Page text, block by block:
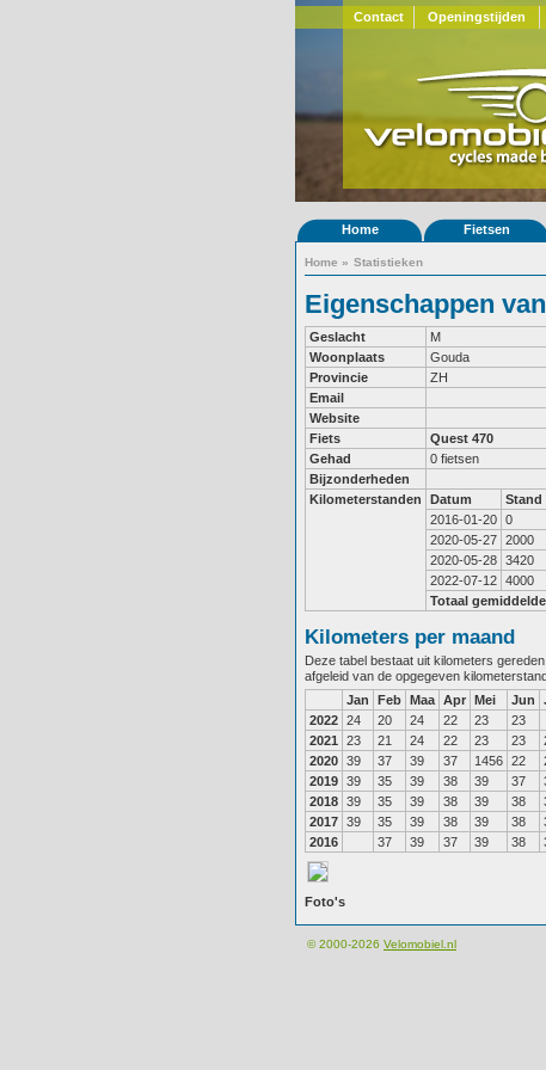
Contact Openingstijden
Home Fietsen
Home » Statistieken
Eigenschappen
Geslacht
M
Woonplaats
Gouda
Provincie
ZH
Email
Website
Fiets
Quest 470
Gehad
0 fietsen
Bijzonderheden
Kilometerstanden
Datum Stand
2016-01-20 0
2020-05-27 2000
2020-05-28 3420
2022-07-12 4000
Totaal
Kilometers per maand
Deze tabel bestaat uit kilometers
afgeleid van de opgegeven
Jan
Feb Maa Apr Mei Jun
2022 24 20 24 22 23
23
2021
23 21 24 22 23 23
2020 39 37 39 37 1456 22
2019 39 35 39 38 39 37
2018 39 35 39 38 39 38
2017 39 35 39 38 39 38
2016
37 39 37 39 38
Foto's
© 2000-2026 Velomobiel.nl